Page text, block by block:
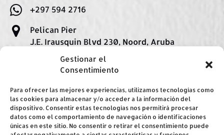
Gestionar el
Consentimiento
Para ofrecer las mejores experiencias, utilizamos tecnologías como
las cookies para almacenar y/o acceder a la información del
dispositivo. Consentir estas tecnologías nos permitirá procesar
datos como el comportamiento de navegación o identificaciones
únicas en este sitio. No consentir o retirar el consentimiento puede
+297 594 2716
Pelican Pier
J.E. Irausquin Blvd 230, Noord, Aruba
BUY A GIFT CARD